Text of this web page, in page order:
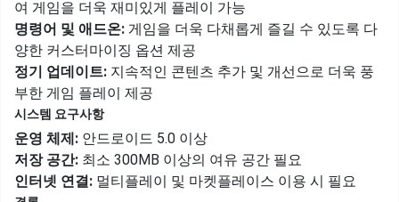
여 게임을 더욱 재미있게 플레이 가능
명령어 및 애드온: 게임을 더욱 다채롭게 즐길 수 있도록 다
양한 커스터마이징 옵션 제공
정기 업데이트: 지속적인 콘텐츠 추가 및 개선으로 더욱 풍
부한 게임 플레이 제공
시스템 요구사항
운영 체제: 안드로이드 5.0 이상
저장 공간: 최소 300MB 이상의 여유 공간 필요
인터넷 연결: 멀티플레이 및 마켓플레이스 이용 시 필요